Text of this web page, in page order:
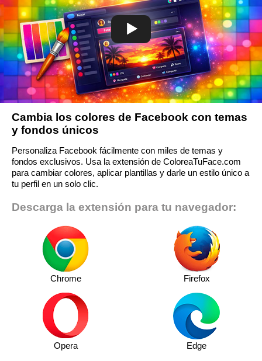
Cambia los colores de Facebook con temas
y fondos únicos
Personaliza Facebook fácilmente con miles de temas y
fondos exclusivos. Usa la extensión de ColoreaTuFace.com
para cambiar colores, aplicar plantillas y darle un estilo único a
tu perfil en un solo clic.
Descarga la extensión para tu navegador:
Chrome Firefox
Opera Edge